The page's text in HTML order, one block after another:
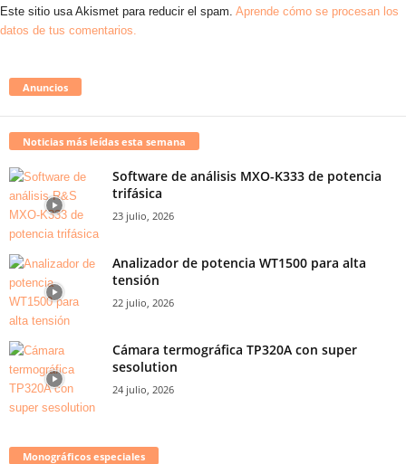
Este sitio usa Akismet para reducir el spam. Aprende cómo se procesan los
datos de tus comentarios.
Anuncios
Noticias más leídas esta semana
Software de análisis MXO-K333 de potencia
trifásica
23 julio, 2026
Analizador de potencia WT1500 para alta
tensión
22 julio, 2026
Cámara termográfica TP320A con super
sesolution
24 julio, 2026
Monográficos especiales